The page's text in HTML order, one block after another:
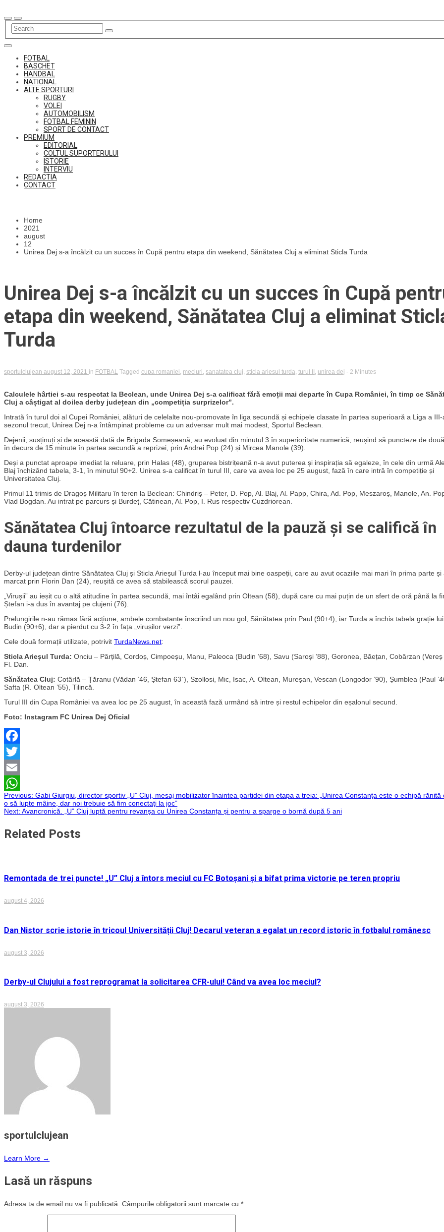
to
content
FOTBAL
BASCHET
HANDBAL
NATIONAL
ALTE SPORTURI
RUGBY
VOLEI
AUTOMOBILISM
FOTBAL FEMININ
SPORT DE CONTACT
PREMIUM
EDITORIAL
COLTUL SUPORTERULUI
ISTORIE
INTERVIU
REDACTIA
CONTACT
Home
2021
august
12
Unirea Dej s-a încălzit cu un succes în Cupă pentru etapa din weekend, Sănătatea Cluj a eliminat Sticla Turda
Unirea Dej s-a încălzit cu un succes în Cupă
etapa din weekend, Sănătatea Cluj a eliminat
Turda
sportulclujean august 12, 2021 in FOTBAL Tagged cupa romaniei meciuri sanatatea cluj sticla ariesul turda turul II unirea dej - 2 Minutes
Calculele hârtiei s-au respectat la Beclean, unde Unirea Dej s-a calificat fără emoții mai departe în Cupa României, în timp ce
Cluj a câștigat al doilea derby județean din „competiția surprizelor”.
Intrată în turul doi al Cupei României, alături de celelalte nou-promovate în liga secundă și echipele clasate în partea superioară a Liga a III-
sezonul trecut, Unirea Dej n-a întâmpinat probleme cu un adversar mult mai modest, Sportul Beclean.
Dejenii, susținuți și de această dată de Brigada Someșeană, au evoluat din minutul 3 în superioritate numerică, reușind să puncteze de
în decurs de 15 minute în partea secundă a reprizei, prin Andrei Pop (24) și Mircea Manole (39).
Deși a punctat aproape imediat la reluare, prin Halas (48), gruparea bistrițeană n-a avut puterea și inspirația să egaleze, în cele din urmă
Blaj închizând tabela, 3-1, în minutul 90+2. Unirea s-a calificat în turul III, care va avea loc pe 25 august, fază în care intră în competiție și
Universitatea Cluj.
Primul 11 trimis de Dragoș Militaru în teren la Beclean: Chindriș – Peter, D. Pop, Al. Blaj, Al. Papp, Chira, Ad. Pop, Meszaroș, Manole, An.
Vlad Bogdan. Au intrat pe parcurs și Burdeț, Cătinean, Al. Pop, I. Rus respectiv Cuzdriorean.
Sănătatea Cluj întoarce rezultatul de la pauză și se califică în
dauna turdenilor
Derby-ul județean dintre Sănătatea Cluj și Sticla Arieșul Turda l-au început mai bine oaspeții, care au avut ocaziile mai mari în prima parte și
marcat prin Florin Dan (24), reușită ce avea să stabilească scorul pauzei.
„Virușii” au ieșit cu o altă atitudine în partea secundă, mai întâi egalând prin Oltean (58), după care cu mai puțin de un sfert de oră până la
Ștefan i-a dus în avantaj pe clujeni (76).
Prelungirile n-au rămas fără acțiune, ambele combatante înscriind un nou gol, Sănătatea prin Paul (90+4), iar Turda a închis tabela grație lui
Budin (90+6), dar a pierdut cu 3-2 în fața „virușilor verzi”.
Cele două formații utilizate, potrivit TurdaNews.net:
Sticla Arieșul Turda: Onciu – Pârțilă, Cordoș, Cimpoeșu, Manu, Paleoca (Budin ’68), Savu (Saroși ’88), Goronea, Băețan, Cobârzan (Vereș
Fl. Dan.
Sănătatea Cluj: Cotârlă – Țăranu (Vădan ’46, Ștefan 63`), Szollosi, Mic, Isac, A. Oltean, Mureșan, Vescan (Longodor ’90), Șumblea (Paul
Safta (R. Oltean ’55), Tilincă.
Turul III din Cupa României va avea loc pe 25 august, în această fază urmând să intre și restul echipelor din eșalonul secund.
Foto: Instagram FC Unirea Dej Oficial
Facebook
Twitter
Email
WhatsApp
Navigare
în
articole
Previous: Gabi Giurgiu, director sportiv „U” Cluj, mesaj mobilizator înaintea partidei din etapa a treia: „Unirea Constanța este o echipă rănită
o să lupte mâine, dar noi trebuie să fim conectați la joc”
Next: Avancronică. „U” Cluj luptă pentru revanșa cu Unirea Constanța și pentru a sparge o bornă după 5 ani
Related Posts
Remontada de trei puncte! „U” Cluj a întors meciul cu FC Botoșani și a bifat prima victorie pe teren propriu
august 4, 2026
Dan Nistor scrie istorie în tricoul Universității Cluj! Decarul veteran a egalat un record istoric în fotbalul românesc
august 3, 2026
Derby-ul Clujului a fost reprogramat la solicitarea CFR-ului! Când va avea loc meciul?
august 3, 2026
sportulclujean
Learn More →
Lasă un răspuns
Adresa ta de email nu va fi publicată. Câmpurile obligatorii sunt marcate cu *